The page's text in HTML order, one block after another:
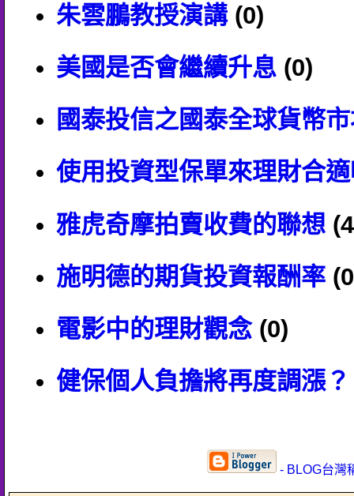
朱雲鵬教授演講(0)
美國是否會繼續升息 (0)
國泰投信之國泰全球貨幣
使用投資型保單來理財合
雅虎奇摩拍賣收費的聯想
施明德的期貨投資報酬率
電影中的理財觀念(0)
健保個人負擔將再度調漲？
- BLOG台灣